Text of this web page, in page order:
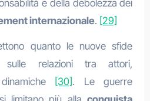
e della debolezza dei
internazionale. [29]
quanto le nuove sfide
sulle relazioni tra attori,
[30] . Le guerre